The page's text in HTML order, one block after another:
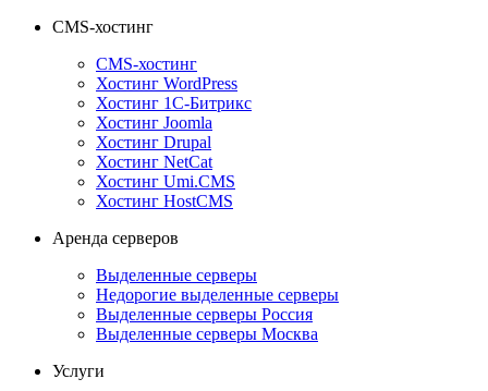
CMS-хостинг
CMS-хостинг
Хостинг WordPress
Хостинг 1С-Битрикс
Хостинг Joomla
Хостинг Drupal
Хостинг NetCat
Хостинг Umi.CMS
Хостинг HostCMS
Аренда серверов
Выделенные серверы
Недорогие выделенные серверы
Выделенные серверы Россия
Выделенные серверы Москва
Услуги